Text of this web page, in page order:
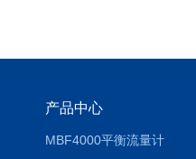
产品中心
MBF4000平衡流量计